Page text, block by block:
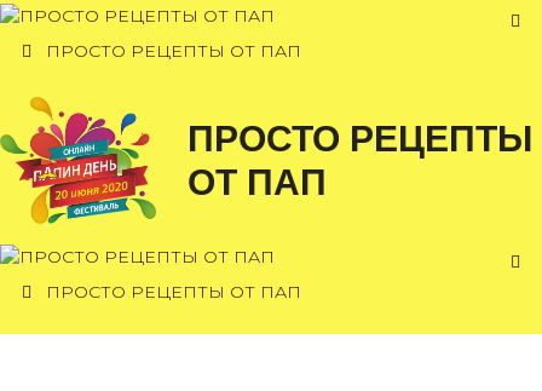
Перейти
ПРОСТО РЕЦЕПТЫ ОТ ПАП
ПРОСТО РЕЦЕПТЫ
ОТ ПАП
ПРОСТО РЕЦЕПТЫ ОТ ПАП